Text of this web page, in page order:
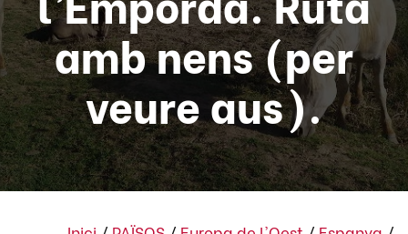
amb nens (per
veure aus).